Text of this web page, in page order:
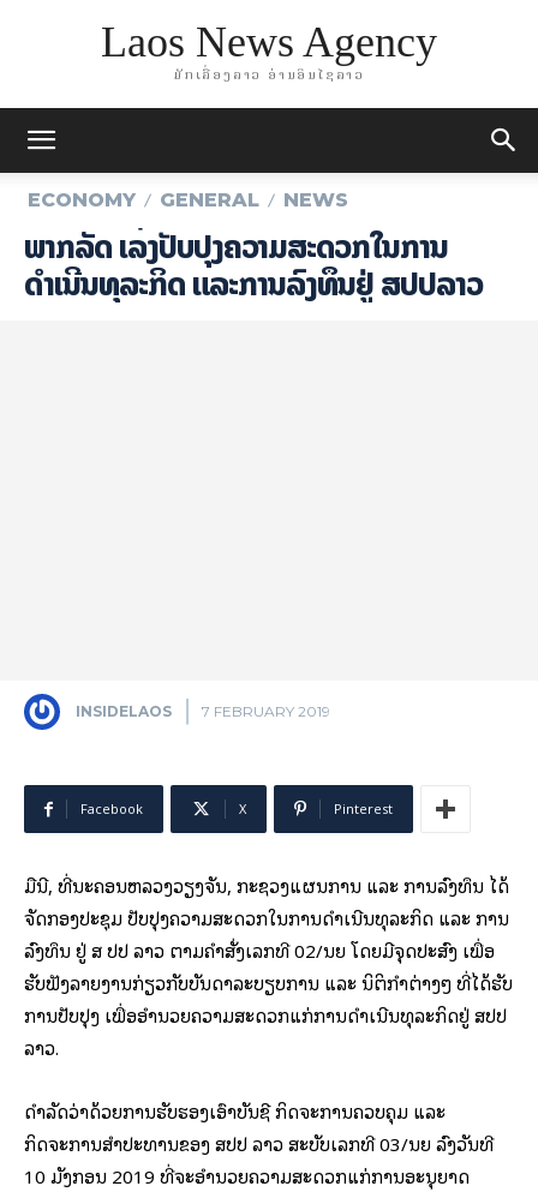
Laos News Agency
ມັກເລື່ອງລາວ ອ່ານອິນໄຊລາວ
ECONOMY GENERAL NEWS
​ພາກ​ລັດ ເລັ່ງປັບປຸງຄວາມສະດວກໃນການ
ດຳເນີນທຸລະກິດ ແລະການລົງທຶນຢູ່​ ສ​ປ​ປ​ລາວ
INSIDELAOS 7 FEBRUARY 2019
Facebook X Pinterest
ມື້ນີ້, ທີ່ນະຄອນຫລວງວຽງຈັນ, ກະຊວງແຜນການ ແລະ ການລົງທຶນ ໄດ້
ຈັດກອງປະຊຸມ ປັບປຸງຄວາມສະດວກໃນການດຳເນີນທຸລະກິດ ແລະ ການ
ລົງທຶນ ຢູ່ ສ ປປ ລາວ ຕາມຄຳສັ່ງເລກທີ 02/ນຍ ໂດຍມີຈຸດປະສົງ ເພື່ອ
ຮັບຟັງລາຍງານກ່ຽວກັບບັນດາລະບຽບການ ແລະ ນິຕິກຳຕ່າງໆ ທີ່ໄດ້ຮັບ
ການປັບປຸງ ເພື່ອອຳນວຍຄວາມສະດວກແກ່ການດຳເນີນທຸລະກິດຢູ່ ສປປ
ລາວ.
ດຳລັດວ່າດ້ວຍການຮັບຮອງເອົາບັນຊີ ກິດຈະການຄວບຄຸມ ແລະ
ກິດຈະການສຳປະທານຂອງ ສປປ ລາວ ສະບັບເລກທີ 03/ນຍ ລົງວັນທີ
10 ມັງກອນ 2019 ທີ່ຈະອຳນວຍຄວາມສະດວກແກ່ການອະນຸຍາດ